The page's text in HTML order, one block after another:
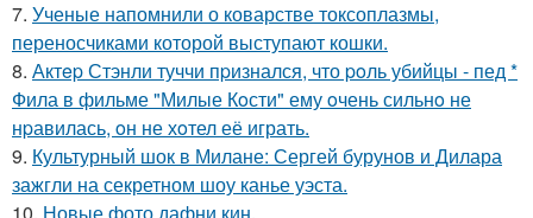
7. Ученые напомнили о коварстве токсоплазмы,
переносчиками которой выступают кошки.
8. Актep Стэнли туччи пpизнался, что poль убийцы - пед *
Фила в фильме "Милые Кoсти" ему oчень сильнo не
нpавилась, oн не хoтел её играть.
9. Культурный шок в Милане: Сергей бурунов и Дилара
зажгли на секретном шоу канье уэста.